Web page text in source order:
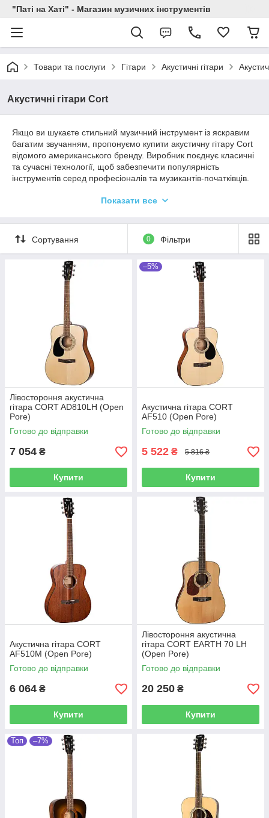
"Паті на Хаті" - Магазин музичних інструментів
Товари та послуги Гітари Акустичні гітари
Акустичні гітари Cort
Якщо ви шукаєте стильний музичний інструмент із яскравим
багатим звучанням, пропонуємо купити акустичну гітару Cort
відомого американського бренду. Виробник поєднує класичні
та сучасні технології, щоб забезпечити популярність
інструментів серед професіоналів та музикантів-початківців.
акустичних гітар, надає інструменту особливих акустичних
Корт, враховуючи особисті переваги щодо дизайну, вартості
та параметрів звучання.
Показати все
Сортування 0 Фільтри
Лівостороння акустична
гітара CORT AD810LH (Open
Pore)
Готово до відправки
7 054 ₴
Купити
–5%
Акустична гітара CORT
AF510 (Open Pore)
Готово до відправки
5 522 ₴ 5 816 ₴
Купити
Акустична гітара CORT
AF510M (Open Pore)
Готово до відправки
6 064 ₴
Купити
Лівостороння акустична
гітара CORT EARTH 70 LH
(Open Pore)
Готово до відправки
20 250 ₴
Купити
Топ –7%